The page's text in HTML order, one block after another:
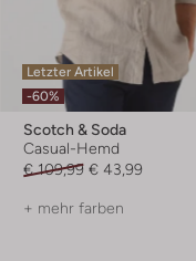
Letzter Artikel
-60%
Scotch & Soda
Casual-Hemd
€ 109,99 € 43,99
+ mehr farben